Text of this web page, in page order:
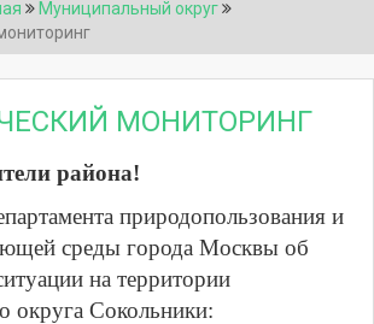
Муниципальный округ
МОНИТОРИНГ
района!
природопользования и
среды города Москвы об
на территории
округа Сокольники: